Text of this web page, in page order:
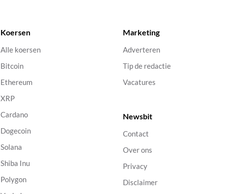
Koersen
Alle koersen
Bitcoin
Ethereum
XRP
Cardano
Dogecoin
Solana
Shiba Inu
Polygon
Marketing
Adverteren
Tip de redactie
Vacatures
Newsbit
Contact
Over ons
Privacy
Disclaimer